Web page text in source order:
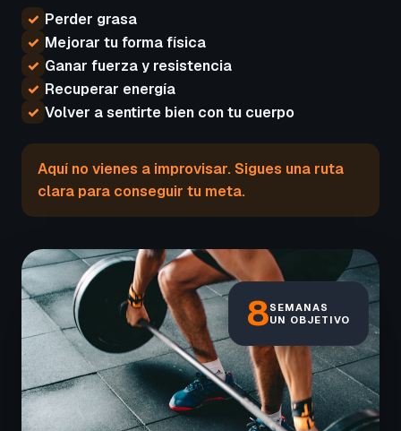
✓ Perder grasa
✓ Mejorar tu forma física
✓ Ganar fuerza y resistencia
✓ Recuperar energía
✓ Volver a sentirte bien con tu cuerpo
Aquí no vienes a improvisar. Sigues una ruta
clara para conseguir tu meta.
8SEMANAS
UN OBJETIVO